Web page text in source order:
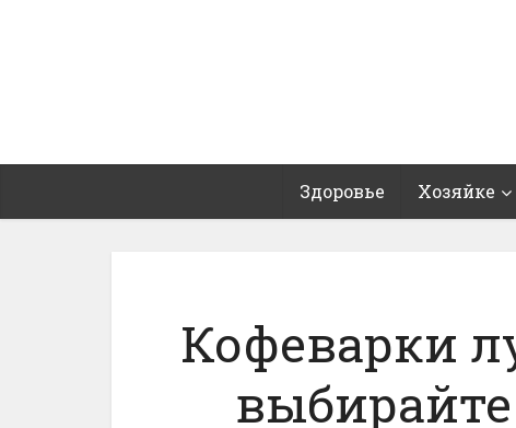
Здоровье Хозяйке
Кофеварки